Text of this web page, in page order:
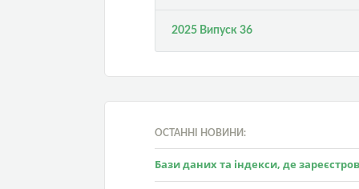
2025 Випуск 36
ОСТАННІ НОВИНИ:
Бази даних та індекси, де